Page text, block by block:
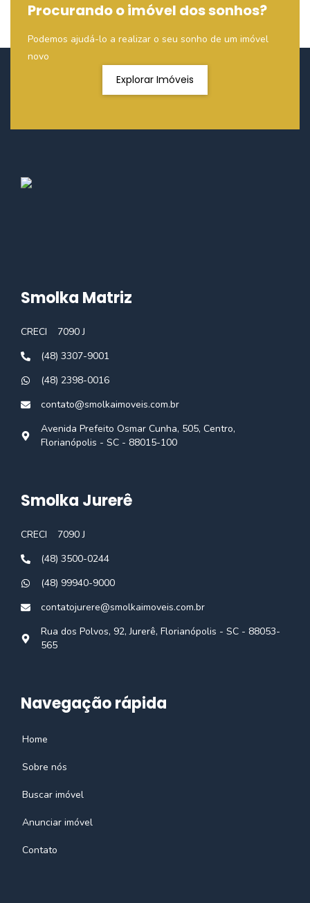
Procurando o imóvel dos sonhos?
Podemos ajudá-lo a realizar o seu sonho de um imóvel
novo
Explorar Imóveis
Smolka Matriz
CRECI
7090 J
(48) 3307-9001
(48) 2398-0016
contato@smolkaimoveis.com.br
Avenida Prefeito Osmar Cunha, 505, Centro,
Florianópolis - SC - 88015-100
Smolka Jurerê
CRECI
7090 J
(48) 3500-0244
(48) 99940-9000
contatojurere@smolkaimoveis.com.br
Rua dos Polvos, 92, Jurerê, Florianópolis - SC - 88053-
565
Navegação rápida
Home
Sobre nós
Buscar imóvel
Anunciar imóvel
Contato